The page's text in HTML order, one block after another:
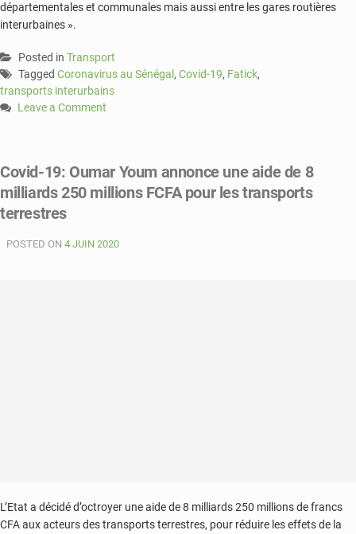
départementales et communales mais aussi entre les gares routières
interurbaines ».
Posted in Transport
Tagged Coronavirus au Sénégal , Covid-19, Fatick,
transports interurbains
Leave a Comment
Un
appui
de
millions
Covid-19: Oumar Youm annonce une aide de 8
milliards 250 millions FCFA pour les transports
terrestres
POSTED ON 4 JUIN 2020
L’Etat a décidé d’octroyer une aide de 8 milliards 250 millions de francs
CFA aux acteurs des transports terrestres, pour réduire les effets de la